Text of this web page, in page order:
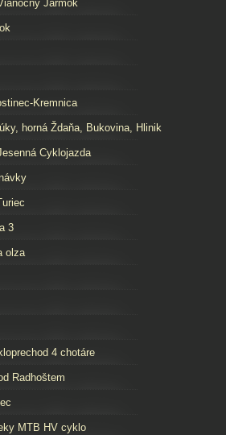
Jarmok
Kremnica
horná Ždaňa, Bukovina, Hlinik
Cyklojazda
3
olza
4 chotáre
Radhoštem
MTB HV cyklo